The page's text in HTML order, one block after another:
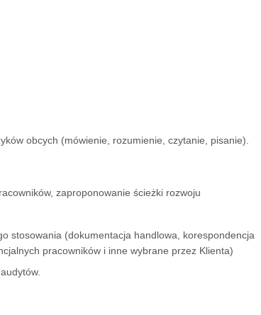
obcych (mówienie, rozumienie, czytanie, pisanie).
zaproponowanie ścieżki rozwoju
stosowania (dokumentacja handlowa, korespondencja
pracowników i inne wybrane przez Klienta)